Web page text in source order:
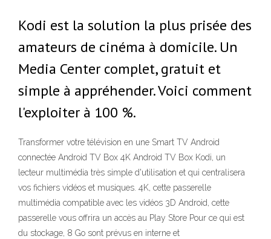
Kodi est la solution la plus prisée des
amateurs de cinéma à domicile. Un
Media Center complet, gratuit et
simple à appréhender. Voici comment
l'exploiter à 100 %.
Transformer votre télévision en une Smart TV Android
connectée Android TV Box 4K Android TV Box Kodi, un
lecteur multimédia très simple d'utilisation et qui centralisera
vos fichiers vidéos et musiques. 4K, cette passerelle
multimédia compatible avec les vidéos 3D Android, cette
passerelle vous offrira un accès au Play Store Pour ce qui est
du stockage, 8 Go sont prévus en interne et